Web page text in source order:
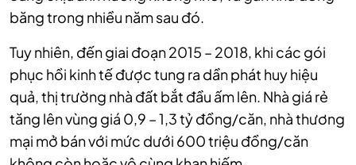
băng trong nhiều năm sau đó.
Tuy nhiên, đến giai đoạn 2015 – 2018, khi các gói
phục hồi kinh tế được tung ra dần phát huy hiệu
quả, thị trường nhà đất bắt đầu ấm lên. Nhà giá rẻ
tăng lên vùng giá 0,9 – 1,3 tỷ đồng/căn, nhà thương
mại mở bán với mức dưới 600 triệu đồng/căn